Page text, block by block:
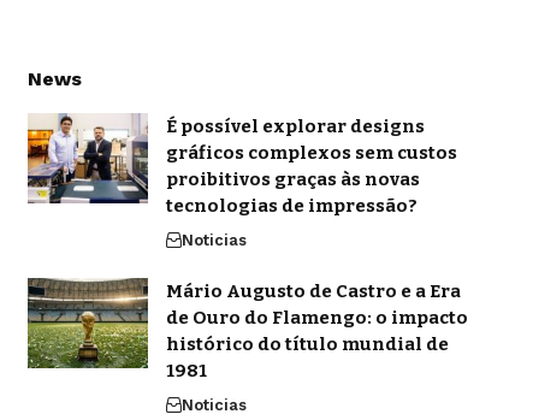
News
É possível explorar designs
gráficos complexos sem custos
proibitivos graças às novas
tecnologias de impressão?
Noticias
Mário Augusto de Castro e a Era
de Ouro do Flamengo: o impacto
histórico do título mundial de
1981
Noticias